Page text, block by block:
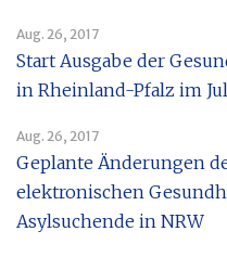
Aug. 26, 2017
Start Ausgabe der
in Rheinland-Pfalz im
Aug. 26, 2017
Geplante Änderungen
elektronischen
Asylsuchende in NRW